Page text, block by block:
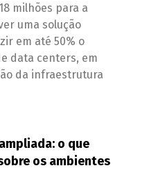
milhões para a
uma solução
em até 50% o
data centers, em
da infraestrutura
o que
os ambientes